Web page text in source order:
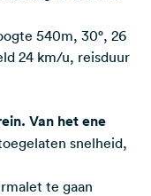
540m, 30°, 26
24 km/u, reisduur
Van het ene
snelheid,
te gaan